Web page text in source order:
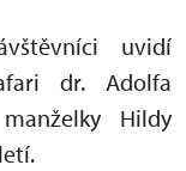
uvidí
dr. Adolfa
Hildy